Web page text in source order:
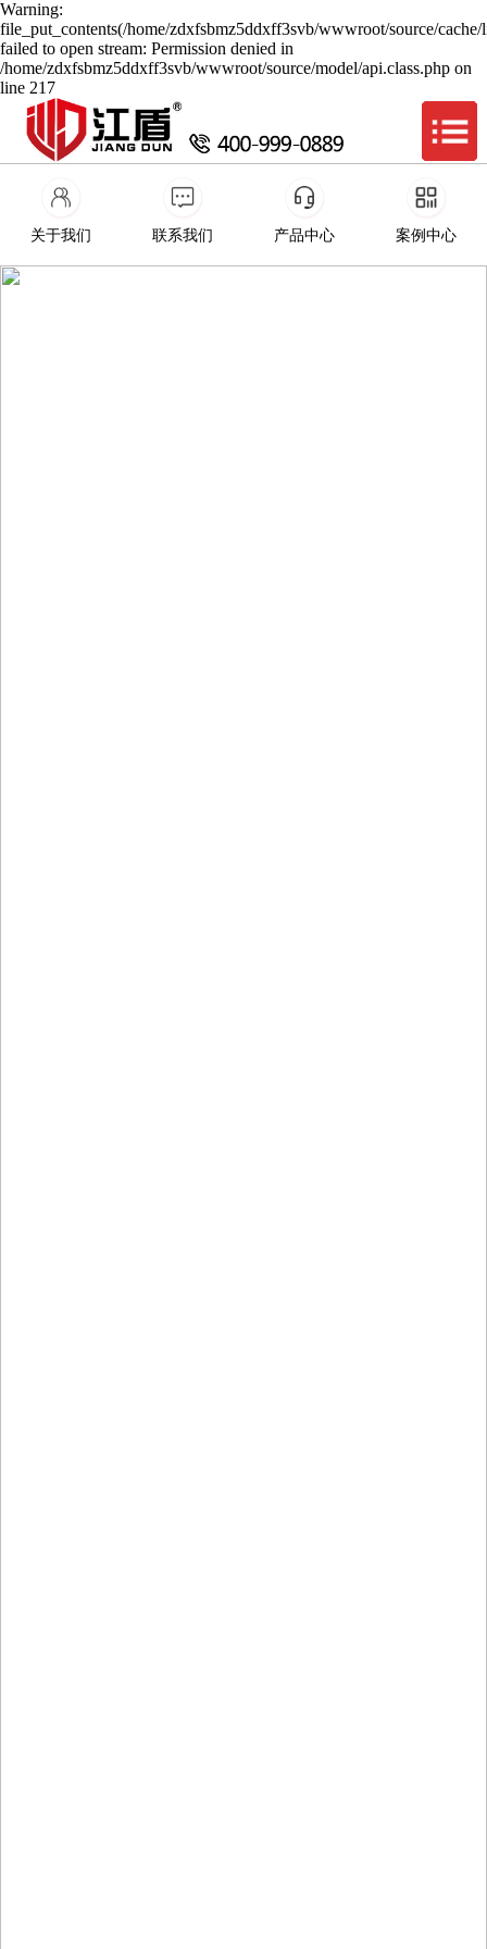
Warning:
file_put_contents(/home/zdxfsbmz5ddxff3svb/wwwroot/source/cache/
failed to open stream: Permission denied in
/home/zdxfsbmz5ddxff3svb/wwwroot/source/model/api.class.php on
line 217
关于我们 联系我们 产品中心 案例中心